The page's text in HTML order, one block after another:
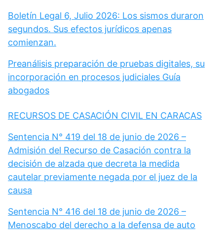
Boletín Legal 6, Julio 2026: Los sismos duraron
segundos. Sus efectos jurídicos apenas
comienzan.
Preanálisis preparación de pruebas digitales, su
incorporación en procesos judiciales Guía
abogados
RECURSOS DE CASACIÓN CIVIL EN CARACAS
Sentencia N° 419 del 18 de junio de 2026 –
Admisión del Recurso de Casación contra la
decisión de alzada que decreta la medida
cautelar previamente negada por el juez de la
causa
Sentencia N° 416 del 18 de junio de 2026 –
Menoscabo del derecho a la defensa de auto